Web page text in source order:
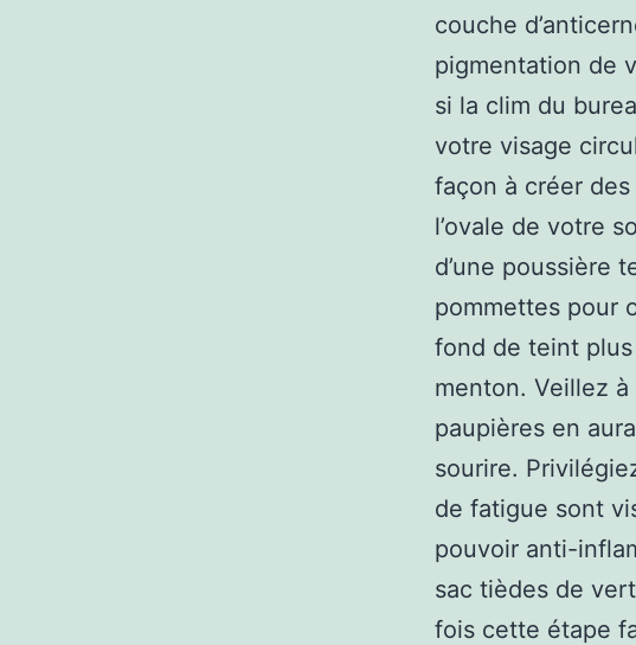
couche
pigmentation de
si la clim du
votre visage
façon à créer des
l’ovale de votre
d’une poussière
pommettes pour
fond de teint
menton. Veillez
paupières en
sourire.
de fatigue sont
pouvoir anti-
sac tièdes de
fois cette étape